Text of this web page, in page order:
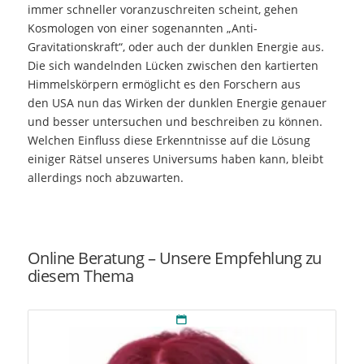
immer schneller voranzuschreiten scheint, gehen
Kosmologen von einer sogenannten „Anti-
Gravitationskraft“, oder auch der dunklen Energie aus.
Die sich wandelnden Lücken zwischen den kartierten
Himmelskörpern ermöglicht es den Forschern aus
den USA nun das Wirken der dunklen Energie genauer
und besser untersuchen und beschreiben zu können.
Welchen Einfluss diese Erkenntnisse auf die Lösung
einiger Rätsel unseres Universums haben kann, bleibt
allerdings noch abzuwarten.
Online Beratung – Unsere Empfehlung zu
diesem Thema